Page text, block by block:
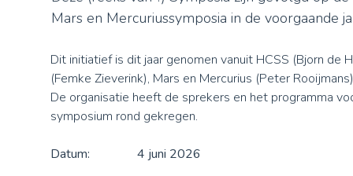
Mars en Mercuriussymposia in de voorgaande
Dit initiatief is dit jaar genomen vanuit HCSS (Bjorn de
(Femke Zieverink), Mars en Mercurius (Peter
De organisatie heeft de sprekers en het programma
symposium rond gekregen.
Datum: 4 juni 2026